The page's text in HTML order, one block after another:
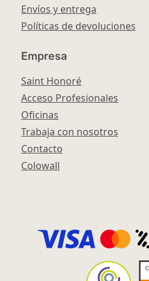
Envíos y entrega
Políticas de devoluciones
Empresa
Saint Honoré
Acceso Profesionales
Oficinas
Trabaja con nosotros
Contacto
Colowall